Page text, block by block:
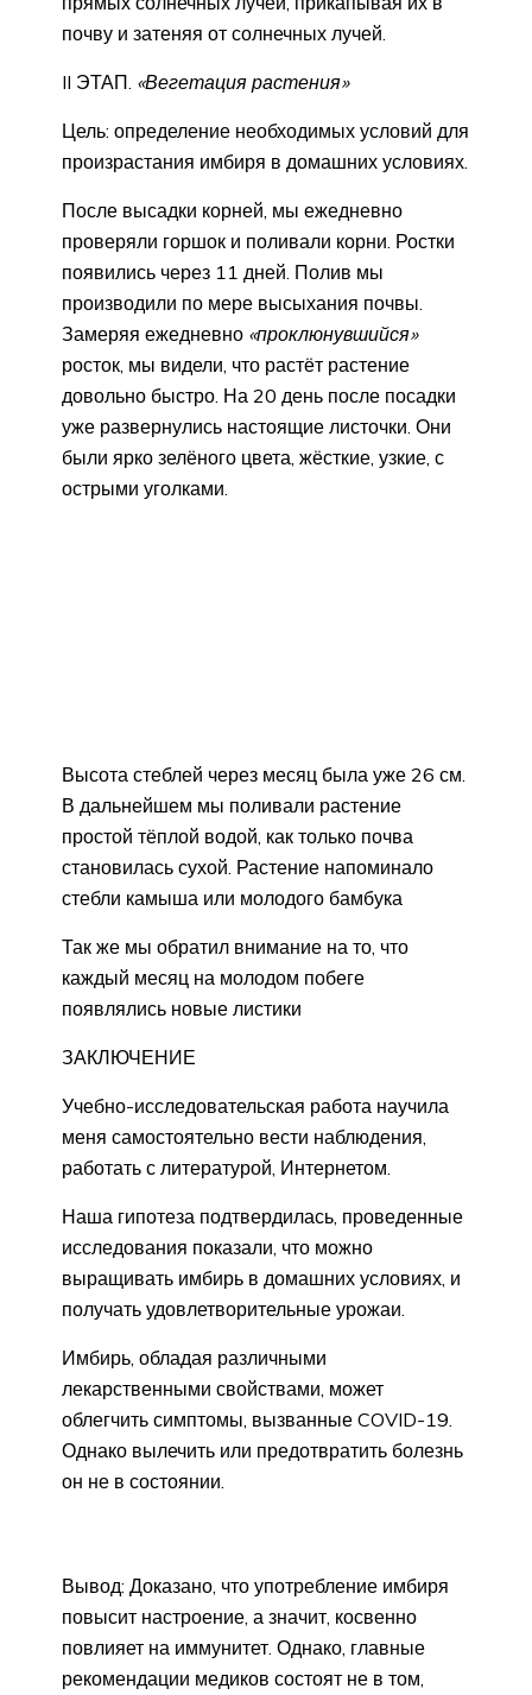
почву и затеняя от солнечных лучей.
II ЭТАП. «Вегетация растения»
Цель: определение необходимых условий для
произрастания имбиря в домашних условиях.
После высадки корней, мы ежедневно
проверяли горшок и поливали корни. Ростки
появились через 11 дней. Полив мы
производили по мере высыхания почвы.
Замеряя ежедневно «проклюнувшийся»
росток, мы видели, что растёт растение
довольно быстро. На 20 день после посадки
уже развернулись настоящие листочки. Они
были ярко зелёного цвета, жёсткие, узкие, с
острыми уголками.
Высота стеблей через месяц была уже 26 см.
В дальнейшем мы поливали растение
простой тёплой водой, как только почва
становилась сухой. Растение напоминало
стебли камыша или молодого бамбука
Так же мы обратил внимание на то, что
каждый месяц на молодом побеге
появлялись новые листики
ЗАКЛЮЧЕНИЕ
Учебно-исследовательская работа научила
меня самостоятельно вести наблюдения,
работать с литературой, Интернетом.
Наша гипотеза подтвердилась, проведенные
исследования показали, что можно
выращивать имбирь в домашних условиях, и
получать удовлетворительные урожаи.
Имбирь, обладая различными
лекарственными свойствами, может
облегчить симптомы, вызванные COVID-19.
Однако вылечить или предотвратить болезнь
он не в состоянии.
Вывод: Доказано, что употребление имбиря
повысит настроение, а значит, косвенно
повлияет на иммунитет. Однако, главные
рекомендации медиков состоят не в том,